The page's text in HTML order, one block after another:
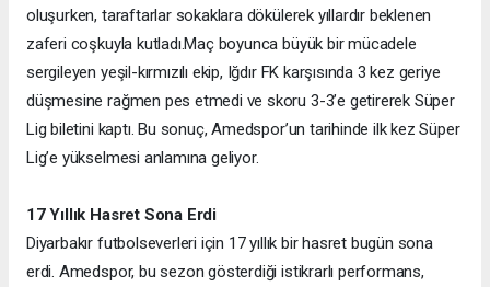
oluşurken, taraftarlar sokaklara dökülerek yıllardır beklenen
zaferi coşkuyla kutladı.Maç boyunca büyük bir mücadele
sergileyen yeşil-kırmızılı ekip, Iğdır FK karşısında 3 kez geriye
düşmesine rağmen pes etmedi ve skoru 3-3’e getirerek Süper
Lig biletini kaptı. Bu sonuç, Amedspor’un tarihinde ilk kez Süper
Lig’e yükselmesi anlamına geliyor.
17 Yıllık Hasret Sona Erdi
Diyarbakır futbolseverleri için 17 yıllık bir hasret bugün sona
erdi. Amedspor, bu sezon gösterdiği istikrarlı performans,